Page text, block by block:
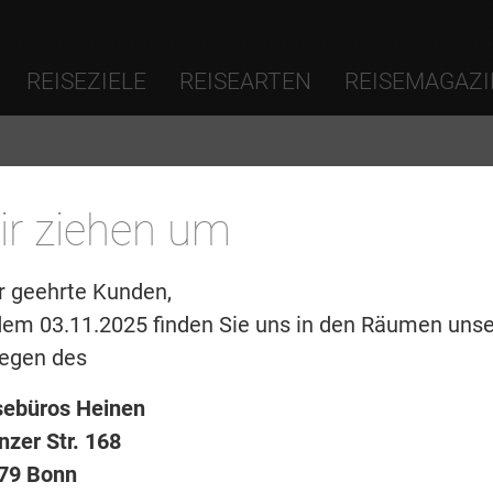
REISEZIELE REISEARTEN
Reiseanfrage
ziehen um
geehrte Kunden,
03.11.2025 finden Sie uns in den Räumen
des
Heinen
Str. 168
Bonn